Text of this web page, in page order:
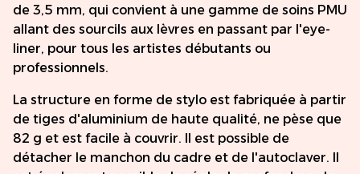
de 3,5 mm, qui convient à une gamme de soins PMU
allant des sourcils aux lèvres en passant par l'eye-
liner, pour tous les artistes débutants ou
professionnels.
La structure en forme de stylo est fabriquée à partir
de tiges d'aluminium de haute qualité, ne pèse que
82 g et est facile à couvrir. Il est possible de
détacher le manchon du cadre et de l'autoclaver. Il